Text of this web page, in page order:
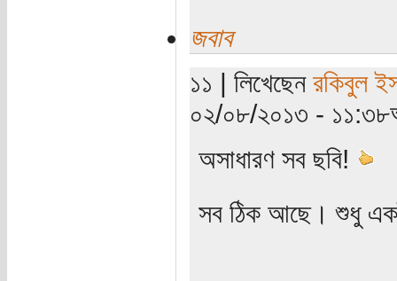
জবাব
১১ | লিখেছেন রকিবুল
০২/০৮/২০১৩ -
অসাধারণ সব ছবি!
সব ঠিক আছে। শুধু